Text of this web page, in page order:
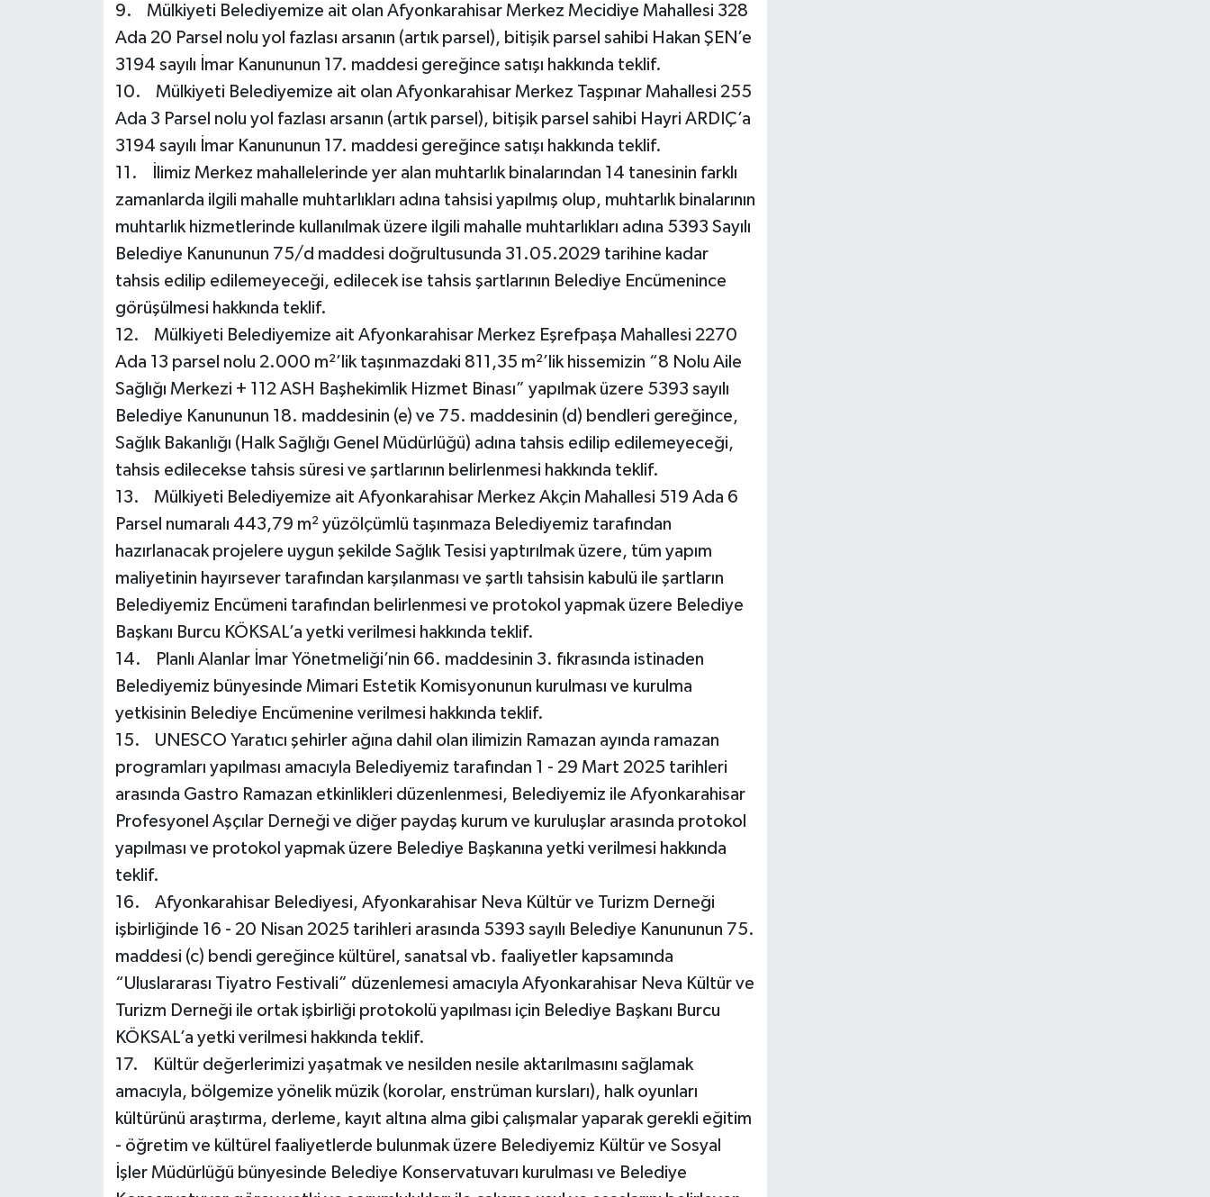
9. Mülkiyeti Belediyemize ait olan Afyonkarahisar Merkez Mecidiye Mahallesi 328
Ada 20 Parsel nolu yol fazlası arsanın (artık parsel), bitişik parsel sahibi Hakan ŞEN’e
3194 sayılı İmar Kanununun 17. maddesi gereğince satışı hakkında teklif.
10. Mülkiyeti Belediyemize ait olan Afyonkarahisar Merkez Taşpınar Mahallesi 255
Ada 3 Parsel nolu yol fazlası arsanın (artık parsel), bitişik parsel sahibi Hayri ARDIÇ’a
3194 sayılı İmar Kanununun 17. maddesi gereğince satışı hakkında teklif.
11. İlimiz Merkez mahallelerinde yer alan muhtarlık binalarından 14 tanesinin farklı
zamanlarda ilgili mahalle muhtarlıkları adına tahsisi yapılmış olup, muhtarlık binalarının
muhtarlık hizmetlerinde kullanılmak üzere ilgili mahalle muhtarlıkları adına 5393 Sayılı
Belediye Kanununun 75/d maddesi doğrultusunda 31.05.2029 tarihine kadar
tahsis edilip edilemeyeceği, edilecek ise tahsis şartlarının Belediye Encümenince
görüşülmesi hakkında teklif.
12. Mülkiyeti Belediyemize ait Afyonkarahisar Merkez Eşrefpaşa Mahallesi 2270
Ada 13 parsel nolu 2.000 m²’lik taşınmazdaki 811,35 m²’lik hissemizin “8 Nolu Aile
Sağlığı Merkezi + 112 ASH Başhekimlik Hizmet Binası” yapılmak üzere 5393 sayılı
Belediye Kanununun 18. maddesinin (e) ve 75. maddesinin (d) bendleri gereğince,
Sağlık Bakanlığı (Halk Sağlığı Genel Müdürlüğü) adına tahsis edilip edilemeyeceği,
tahsis edilecekse tahsis süresi ve şartlarının belirlenmesi hakkında teklif.
13. Mülkiyeti Belediyemize ait Afyonkarahisar Merkez Akçin Mahallesi 519 Ada 6
Parsel numaralı 443,79 m² yüzölçümlü taşınmaza Belediyemiz tarafından
hazırlanacak projelere uygun şekilde Sağlık Tesisi yaptırılmak üzere, tüm yapım
maliyetinin hayırsever tarafından karşılanması ve şartlı tahsisin kabulü ile şartların
Belediyemiz Encümeni tarafından belirlenmesi ve protokol yapmak üzere Belediye
Başkanı Burcu KÖKSAL’a yetki verilmesi hakkında teklif.
14. Planlı Alanlar İmar Yönetmeliği’nin 66. maddesinin 3. fıkrasında istinaden
Belediyemiz bünyesinde Mimari Estetik Komisyonunun kurulması ve kurulma
yetkisinin Belediye Encümenine verilmesi hakkında teklif.
15. UNESCO Yaratıcı şehirler ağına dahil olan ilimizin Ramazan ayında ramazan
programları yapılması amacıyla Belediyemiz tarafından 1 - 29 Mart 2025 tarihleri
arasında Gastro Ramazan etkinlikleri düzenlenmesi, Belediyemiz ile Afyonkarahisar
Profesyonel Aşçılar Derneği ve diğer paydaş kurum ve kuruluşlar arasında protokol
yapılması ve protokol yapmak üzere Belediye Başkanına yetki verilmesi hakkında
teklif.
16. Afyonkarahisar Belediyesi, Afyonkarahisar Neva Kültür ve Turizm Derneği
işbirliğinde 16 - 20 Nisan 2025 tarihleri arasında 5393 sayılı Belediye Kanununun 75.
maddesi (c) bendi gereğince kültürel, sanatsal vb. faaliyetler kapsamında
“Uluslararası Tiyatro Festivali” düzenlemesi amacıyla Afyonkarahisar Neva Kültür ve
Turizm Derneği ile ortak işbirliği protokolü yapılması için Belediye Başkanı Burcu
KÖKSAL’a yetki verilmesi hakkında teklif.
17. Kültür değerlerimizi yaşatmak ve nesilden nesile aktarılmasını sağlamak
amacıyla, bölgemize yönelik müzik (korolar, enstrüman kursları), halk oyunları
kültürünü araştırma, derleme, kayıt altına alma gibi çalışmalar yaparak gerekli eğitim
- öğretim ve kültürel faaliyetlerde bulunmak üzere Belediyemiz Kültür ve Sosyal
İşler Müdürlüğü bünyesinde Belediye Konservatuvarı kurulması ve Belediye